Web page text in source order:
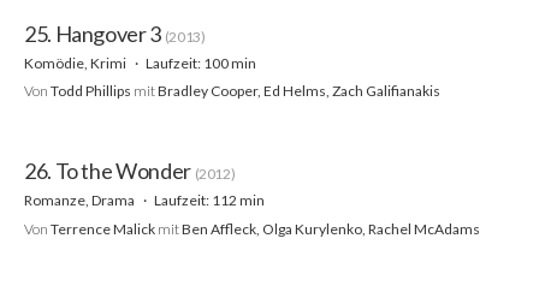
25. Hangover 3 (2013)
Komödie, Krimi
Laufzeit: 100 min
Von Todd Phillips mitBradley Cooper, Ed Helms, Zach Galifianakis
26. To the Wonder (2012)
Romanze, Drama
Laufzeit: 112 min
Von Terrence Malick mitBen Affleck, Olga Kurylenko, Rachel McAdams